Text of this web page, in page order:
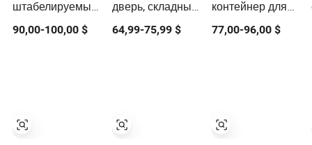
штабелируемый
контейнер для
90,00-100,00 $
дверь, складные
оцинкованной
64,99-75,99 $
контейнер для
77,00-96,00 $